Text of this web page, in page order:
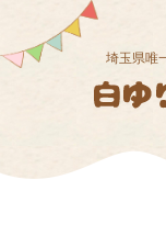
埼玉県唯